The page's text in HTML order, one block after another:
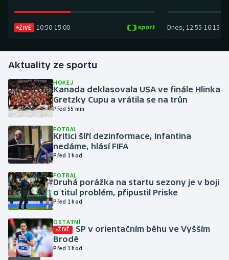
Futsal
Gymnastika
Házená
Jezdectví
Judo
Krasobruslení
Lezení
Lyže a snowboard
Moderní pětiboj
ŽIVĚ 10:50-15:00 Dnes, 12:55-16:15
Aktuality ze sportu
HOKEJ
Kanada deklasovala USA ve finále Hlinka
Gretzky Cupu a vrátila se na trůn
Před 55 min
FOTBAL
Kritici šíří dezinformace, Infantina
nedáme, hlásí FIFA
Před 1 hod
FOTBAL
Druhá porážka na startu sezony je v boji
o titul problém, připustil Priske
Před 1 hod
OSTATNÍ
ŽIVĚ
SP v orientačním běhu ve Vyšším
Brodě
Před 1 hod